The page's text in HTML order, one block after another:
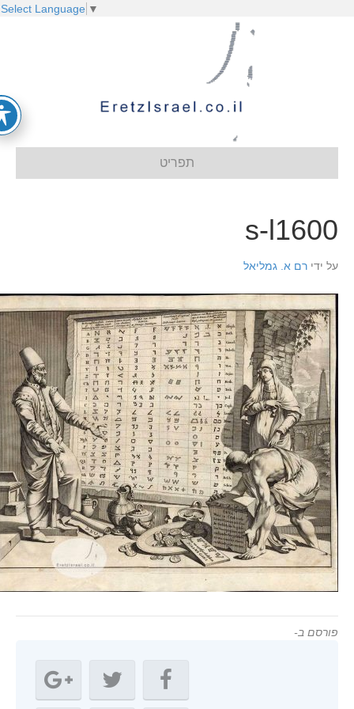
Select Language
תפריט
s-
ידי רם א. גמליאל
ב-